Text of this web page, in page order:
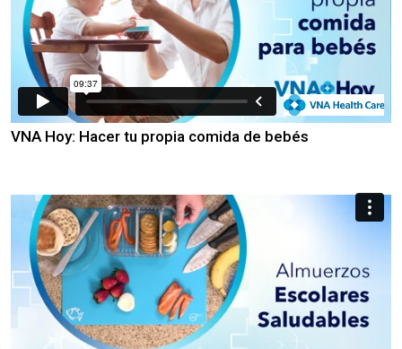
VNA Hoy: Hacer tu propia comida de bebés